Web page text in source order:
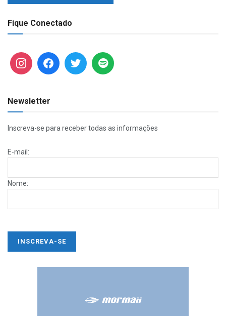
Fique Conectado
Newsletter
Inscreva-se para receber todas as informações
E-mail:
Nome: